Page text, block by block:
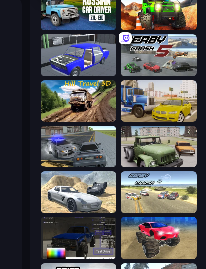
Russian Car Driver ZIL 130 Offroad Life 3D
Taz Mechanic Simulator Derby Crash 5
Hill Travel 3D Crazy Car Stunts
RCC City Racing Truck Driver Easy Road
Derby Crash 2 Derby Crash 3
Car Inspector: Truck